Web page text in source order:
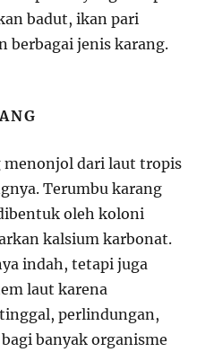
badut, ikan pari
berbagai jenis karang.
menonjol dari laut tropis
Terumbu karang
oleh koloni
kalsium karbonat.
indah, tetapi juga
laut karena
perlindungan,
banyak organisme